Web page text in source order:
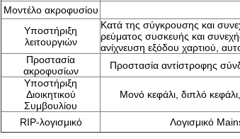
Μοντέλο ακροφυσίου
Υποστήριξη
λειτουργιών
Κατά της σύγκρουσης και
ρεύματος συσκευής και
ανίχνευση εξόδου χαρτιού,
Προστασία
ακροφυσίων
Προστασία αντίστροφης
Υποστήριξη
Διοικητικού
Συμβουλίου
Μονό κεφάλι, διπλό
RIP-λογισμικό Λογισμικό